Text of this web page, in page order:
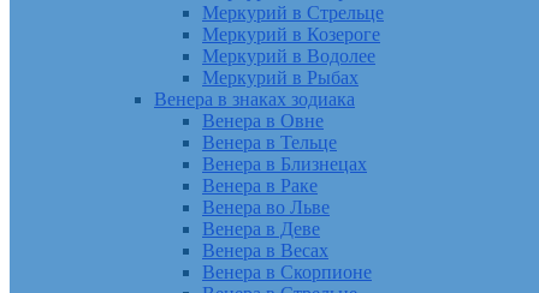
Меркурий в Стрельце
Меркурий в Козероге
Меркурий в Водолее
Меркурий в Рыбах
Венера в знаках зодиака
Венера в Овне
Венера в Тельце
Венера в Близнецах
Венера в Раке
Венера во Льве
Венера в Деве
Венера в Весах
Венера в Скорпионе